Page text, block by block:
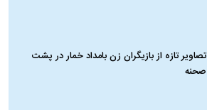
تصاویر تازه از بازیگران زن بامداد خمار در پشت
صحنه